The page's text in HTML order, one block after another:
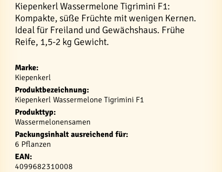
Kiepenkerl Wassermelone Tigrimini F1:
Kompakte, süße Früchte mit wenigen Kernen.
Ideal für Freiland und Gewächshaus. Frühe
Reife, 1,5-2 kg Gewicht.
Marke:
Kiepenkerl
Produktbezeichnung:
Kiepenkerl Wassermelone Tigrimini F1
Produkttyp:
Wassermelonensamen
Packungsinhalt ausreichend für:
6 Pflanzen
EAN:
4099682310008